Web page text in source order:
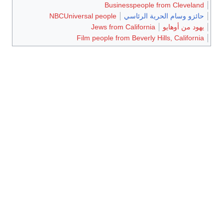
Businesspeople from Cleveland
حائزو وسام الحرية الرئاسي
NBCUniversal people
يهود من أوهايو
Jews from California
Film people from Beverly Hills, California